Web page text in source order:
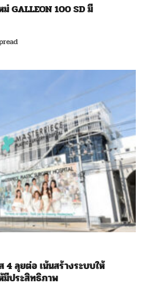
GALLEON 100 SD มี
ลุยต่อ เน้นสร้างระบบให้
มีประสิทธิภาพ